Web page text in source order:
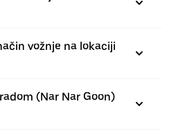
vožnje na lokaciji
(Nar Nar Goon)